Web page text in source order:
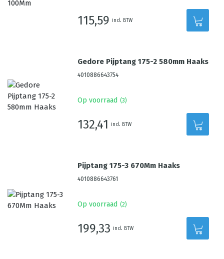
115,59 incl. BTW
Gedore Pijptang 175-2 580mm Haaks
4010886643754
Op voorraad (3)
132,41 incl. BTW
Pijptang 175-3 670Mm Haaks
4010886643761
Op voorraad (2)
199,33 incl. BTW